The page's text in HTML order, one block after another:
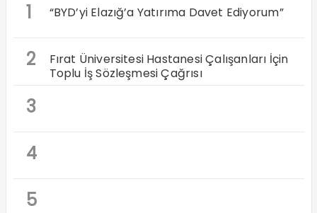
1 “BYD’yi Elazığ’a Yatırıma Davet Ediyorum”
2
Fırat Üniversitesi Hastanesi Çalışanları İçin
Toplu İş Sözleşmesi Çağrısı
3
4
5